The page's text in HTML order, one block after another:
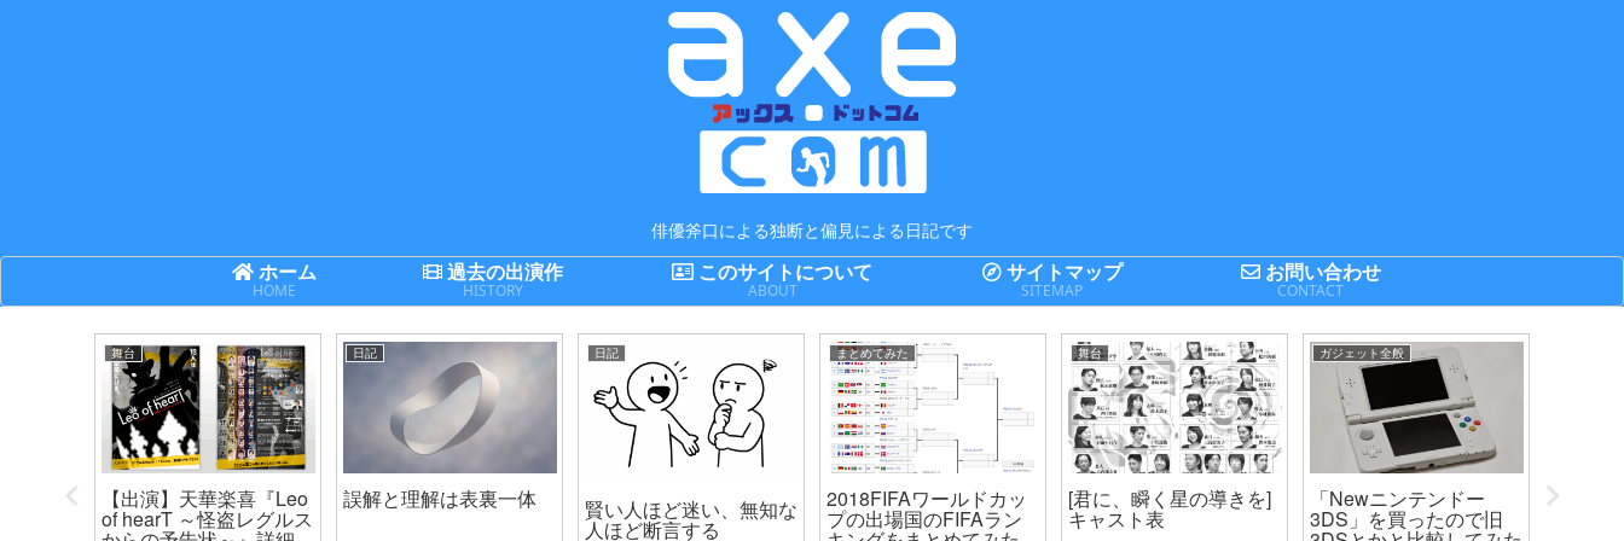
俳優斧口による独断と偏見による日記です
ホーム
HOME
過去の出演作
HISTORY
このサイトについて
ABOUT
サイトマップ
SITEMAP
お問い合わせ
CONTACT
世代機
舞台
【出演】天華楽喜『Leo
of hearT ～怪盗レグルス
日記
誤解と理解は表裏一体
日記
賢い人ほど迷い、無知な
人ほど断言する
まとめてみた
2018FIFAワールドカッ
プの出場国のFIFAラン
舞台
[君に、瞬く星の導きを]
キャスト表
ガジェット全般
「Newニンテンドー
3DS」を買ったので旧
【明日